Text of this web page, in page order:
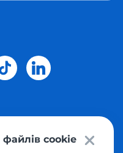
права захищені
файлів cookie